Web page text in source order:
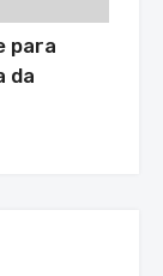
para
da